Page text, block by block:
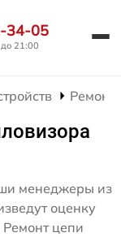
34-05
21:00
Ремонт
менеджеры из
оценку
Ремонт цепи